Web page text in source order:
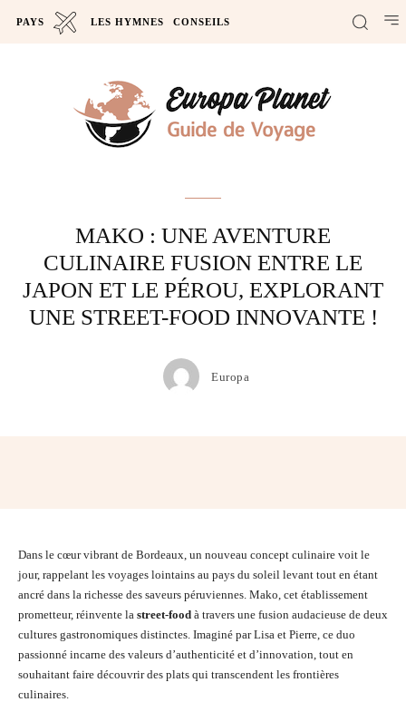
PAYS LES HYMNES CONSEILS
MAKO : UNE AVENTURE
CULINAIRE FUSION ENTRE LE
JAPON ET LE PÉROU, EXPLORANT
UNE STREET-FOOD INNOVANTE !
Europa
Dans le cœur vibrant de Bordeaux, un nouveau concept culinaire voit le
jour, rappelant les voyages lointains au pays du soleil levant tout en étant
ancré dans la richesse des saveurs péruviennes. Mako, cet établissement
prometteur, réinvente la street-food à travers une fusion audacieuse de deux
cultures gastronomiques distinctes. Imaginé par Lisa et Pierre, ce duo
passionné incarne des valeurs d’authenticité et d’innovation, tout en
souhaitant faire découvrir des plats qui transcendent les frontières
culinaires.